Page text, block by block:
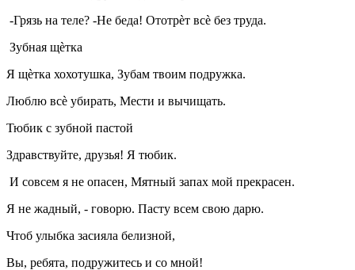
-Грязь на теле? -Не беда! Ототрѐт всѐ без труда.
Зубная щѐтка
Я щѐтка хохотушка, Зубам твоим подружка.
Люблю всѐ убирать, Мести и вычищать.
Тюбик с зубной пастой
Здравствуйте, друзья! Я тюбик.
И совсем я не опасен, Мятный запах мой прекрасен.
Я не жадный, - говорю. Пасту всем свою дарю.
Чтоб улыбка засияла белизной,
Вы, ребята, подружитесь и со мной!